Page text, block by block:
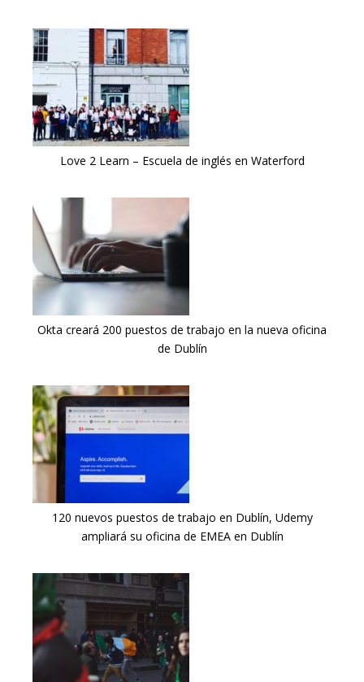
Love 2 Learn – Escuela de inglés en Waterford
Okta creará 200 puestos de trabajo en la nueva oficina
de Dublín
120 nuevos puestos de trabajo en Dublín, Udemy
ampliará su oficina de EMEA en Dublín